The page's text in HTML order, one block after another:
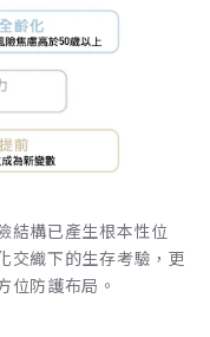
結構已產生根本性位
交織下的生存考驗，更
位防護布局。